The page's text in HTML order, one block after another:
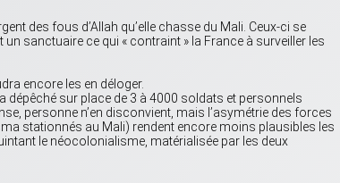
des fous d’Allah qu’elle chasse du Mali. Ceux-ci se
sanctuaire ce qui « contraint » la France à surveiller les
encore les en déloger.
dépêché sur place de 3 à 4000 soldats et personnels
personne n’en disconvient, mais l’asymétrie des forces
stationnés au Mali) rendent encore moins plausibles les
le néocolonialisme, matérialisée par les deux